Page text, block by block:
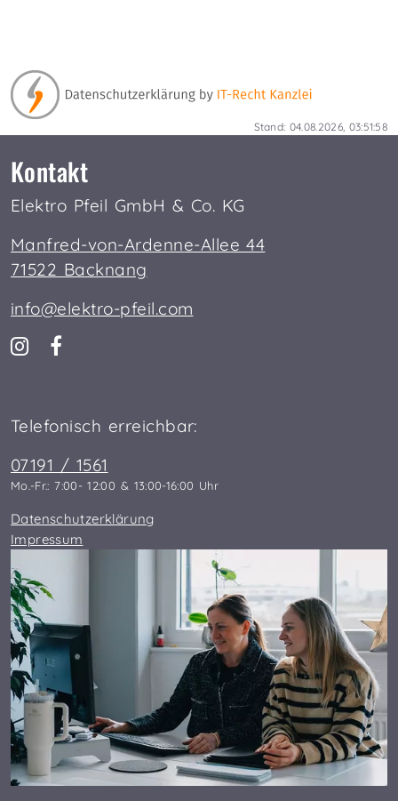
Stand: 04.08.2026, 03:51:58
Kontakt
Elektro Pfeil GmbH & Co. KG
Manfred-von-Ardenne-Allee 44
71522 Backnang
info@elektro-pfeil.com
Telefonisch erreichbar:
07191 / 1561
Mo.-Fr.: 7:00- 12:00 & 13:00-16:00 Uhr
Datenschutzerklärung
Impressum